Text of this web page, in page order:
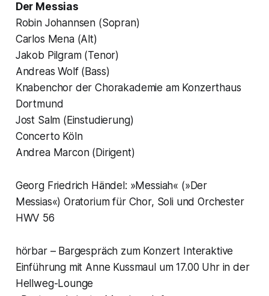
Der Messias
Robin Johannsen (Sopran)
Carlos Mena (Alt)
Jakob Pilgram (Tenor)
Andreas Wolf (Bass)
Knabenchor der Chorakademie am Konzerthaus
Dortmund
Jost Salm (Einstudierung)
Concerto Köln
Andrea Marcon (Dirigent)
Georg Friedrich Händel: »Messiah« (»Der
Messias«) Oratorium für Chor, Soli und Orchester
HWV 56
hörbar – Bargespräch zum Konzert Interaktive
Einführung mit Anne Kussmaul um 17.00 Uhr in der
Hellweg-Lounge